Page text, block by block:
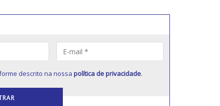
descrito na nossapolítica de privacidade.